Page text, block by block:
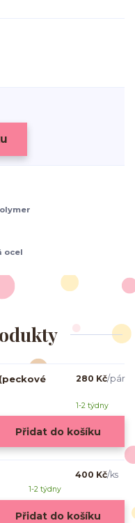
ocel
280 Kč/pár
1-2 týdny
Přidat do košíku
400 Kč/ks
1-2 týdny
Přidat do košíku